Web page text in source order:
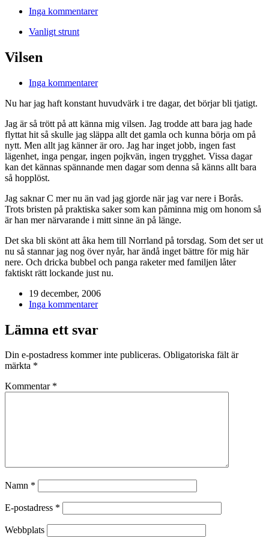
Inga kommentarer
Vanligt strunt
Vilsen
Inga kommentarer
Nu har jag haft konstant huvudvärk i tre dagar, det börjar bli tjatigt.
Jag är så trött på att känna mig vilsen. Jag trodde att bara jag hade
flyttat hit så skulle jag släppa allt det gamla och kunna börja om på
nytt. Men allt jag känner är oro. Jag har inget jobb, ingen fast
lägenhet, inga pengar, ingen pojkvän, ingen trygghet. Vissa dagar
kan det kännas spännande men dagar som denna så känns allt bara
så hopplöst.
Jag saknar C mer nu än vad jag gjorde när jag var nere i Borås.
Trots bristen på praktiska saker som kan påminna mig om honom så
är han mer närvarande i mitt sinne än på länge.
Det ska bli skönt att åka hem till Norrland på torsdag. Som det ser ut
nu så stannar jag nog över nyår, har ändå inget bättre för mig här
nere. Och dricka bubbel och panga raketer med familjen låter
faktiskt rätt lockande just nu.
19 december, 2006
Inga kommentarer
Lämna ett svar
Din e-postadress kommer inte publiceras. Obligatoriska fält är
märkta *
Kommentar *
Namn *
E-postadress *
Webbplats